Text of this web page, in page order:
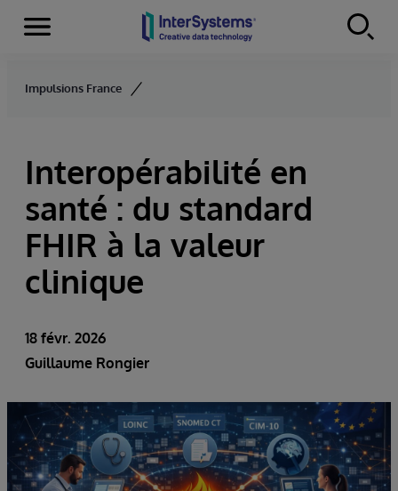
Skip to content
Menu
Impulsions France
Interopérabilité en
santé : du standard
FHIR à la valeur
clinique
18 févr. 2026
Guillaume Rongier